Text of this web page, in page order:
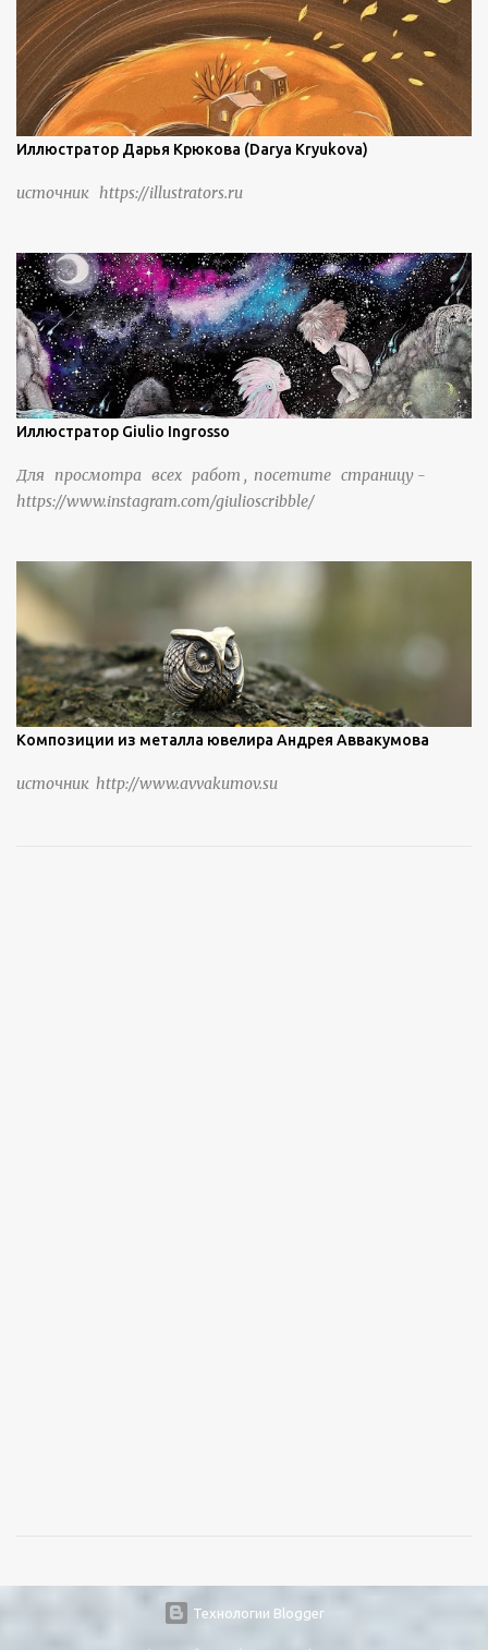
передвижение детей и жителей деревни было улучшено.
Подъем от подножия горы до вершины занимает до 4
часов. По словам местных жителей, их предки мигрировали
в деревню, поскольку обнаружили, что в этом месте
приятный климат и природная среда, подходящие для
проживания, ведения сельского хозяйства и разведения
защитить их от бандитизма и войн. С тех пор особая
жизнью в деревне в течение шести или семи поколений.
Иллюстратор Дарья Крюкова (Darya Kryukova)
источник https://illustrators.ru
Иллюстратор Giulio Ingrosso
Для просмотра всех работ , посетите страницу -
https://www.instagram.com/giulioscribble/
Композиции из металла ювелира Андрея Аввакумова
источник http://www.avvakumov.su
Технологии Blogger